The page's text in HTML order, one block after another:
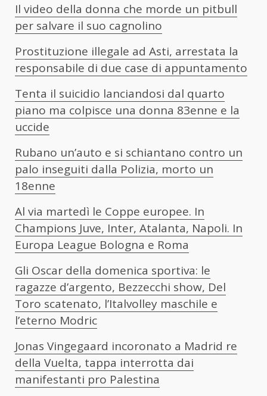
Il video della donna che morde un pitbull
per salvare il suo cagnolino
Prostituzione illegale ad Asti, arrestata la
responsabile di due case di appuntamento
Tenta il suicidio lanciandosi dal quarto
piano ma colpisce una donna 83enne e la
uccide
Rubano un’auto e si schiantano contro un
palo inseguiti dalla Polizia, morto un
18enne
Al via martedì le Coppe europee. In
Champions Juve, Inter, Atalanta, Napoli. In
Europa League Bologna e Roma
Gli Oscar della domenica sportiva: le
ragazze d’argento, Bezzecchi show, Del
Toro scatenato, l’Italvolley maschile e
l’eterno Modric
Jonas Vingegaard incoronato a Madrid re
della Vuelta, tappa interrotta dai
manifestanti pro Palestina